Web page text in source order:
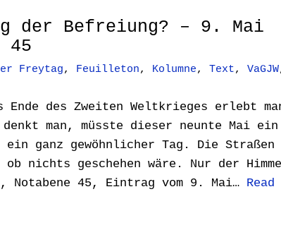
der Befreiung? – 9. Mai
45
Freytag, Feuilleton, Kolumne, Text, VaGJW
Ende des Zweiten Weltkrieges erlebt
man, müsste dieser neunte Mai ein
ein ganz gewöhnlicher Tag. Die Straßen
nichts geschehen wäre. Nur der
45, Eintrag vom 9. Mai… Read